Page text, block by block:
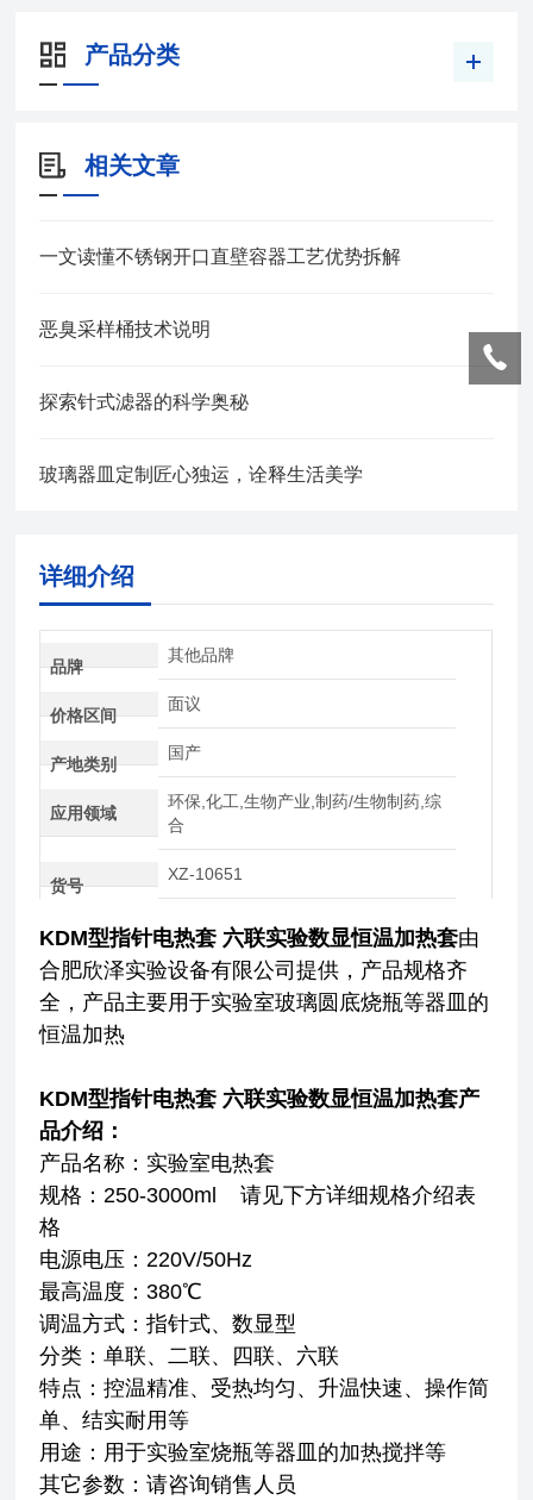
产品分类
相关文章
一文读懂不锈钢开口直壁容器工艺优势拆解
恶臭采样桶技术说明
探索针式滤器的科学奥秘
玻璃器皿定制匠心独运，诠释生活美学
详细介绍
品牌
其他品牌
价格区间
面议
产地类别
国产
应用领域
环保,化工,生物产业,制药/生物制药,综
合
货号
XZ-10651
KDM型指针电热套 六联实验数显恒温加热套由
合肥欣泽实验设备有限公司提供，产品规格齐
全，产品主要用于实验室玻璃圆底烧瓶等器皿的
恒温加热
KDM型指针电热套 六联实验数显恒温加热套产
品介绍：
产品名称：实验室电热套
规格：250-3000ml 请见下方详细规格介绍表
格
电源电压：220V/50Hz
最高温度：380℃
调温方式：指针式、数显型
分类：单联、二联、四联、六联
特点：控温精准、受热均匀、升温快速、操作简
单、结实耐用等
用途：用于实验室烧瓶等器皿的加热搅拌等
其它参数：请咨询销售人员